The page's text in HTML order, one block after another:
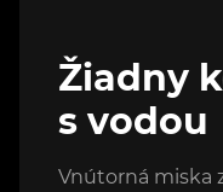
Žiadny
s vodou
Vnútorná miska